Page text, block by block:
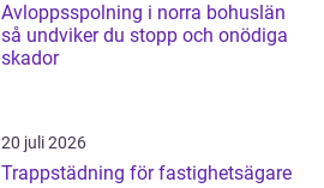
Avloppsspolning i norra bohuslän
så undviker du stopp och onödiga
skador
20 juli 2026
Trappstädning för fastighetsägare